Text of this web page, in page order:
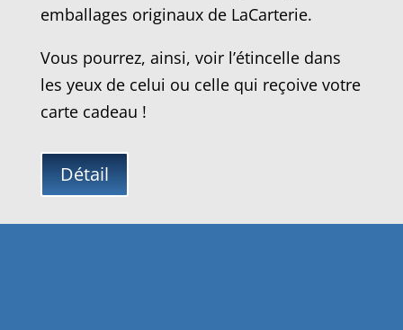
emballages originaux de LaCarterie.
Vous pourrez, ainsi, voir l’étincelle dans
les yeux de celui ou celle qui reçoive votre
carte cadeau !
Détail